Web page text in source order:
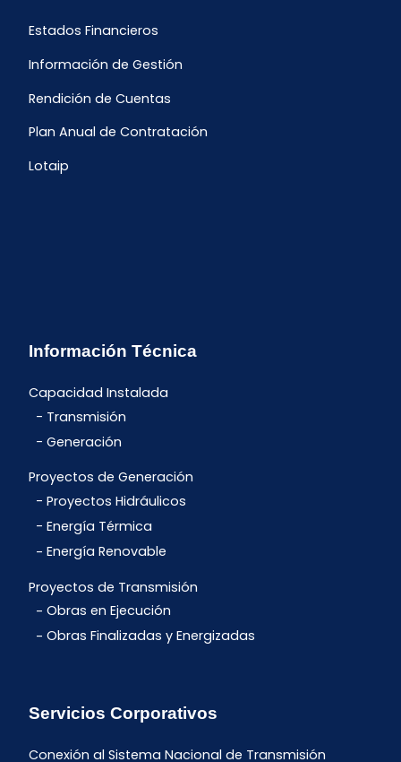
Estados Financieros
Información de Gestión
Rendición de Cuentas
Plan Anual de Contratación
Lotaip
Información Técnica
Capacidad Instalada
Transmisión
Generación
Proyectos de Generación
Proyectos Hidráulicos
Energía Térmica
Energía Renovable
Proyectos de Transmisión
Obras en Ejecución
Obras Finalizadas y Energizadas
Servicios Corporativos
Conexión al Sistema Nacional de Transmisión